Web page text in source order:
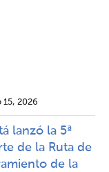
15, 2026
lanzó la 5ª
de la Ruta de
de la